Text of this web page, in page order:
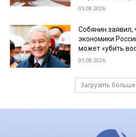
05.08.2026
Собянин заявил,
экономики
может «убить
05.08.2026
Загрузить больше